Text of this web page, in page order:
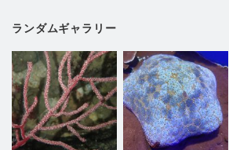
ランダムギャラリー